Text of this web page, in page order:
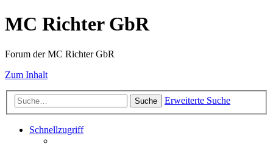
MC Richter GbR
Forum der MC Richter GbR
Zum Inhalt
Suche Erweiterte Suche
Schnellzugriff